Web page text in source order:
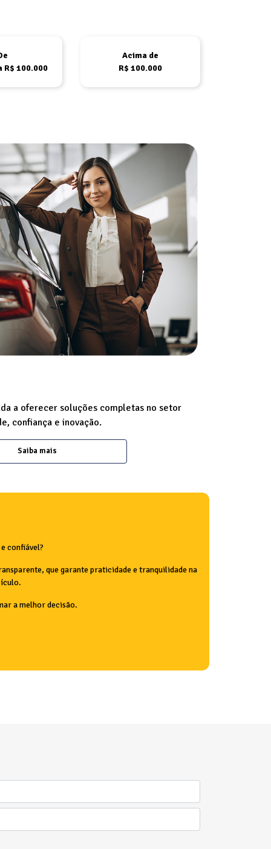
R$ 100.000
Acima de
R$ 100.000
a oferecer soluções completas no setor
confiança e inovação.
Saiba mais
confiável?
que garante praticidade e tranquilidade na
a melhor decisão.